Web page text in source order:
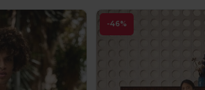
-46%